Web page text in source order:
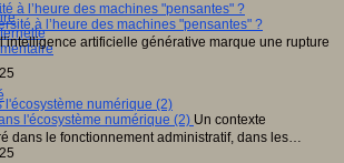
à l’heure des machines "pensantes" ?
l’intelligence artificielle générative marque une rupture
l'écosystème numérique (2)
Un contexte
dans le fonctionnement administratif, dans les…